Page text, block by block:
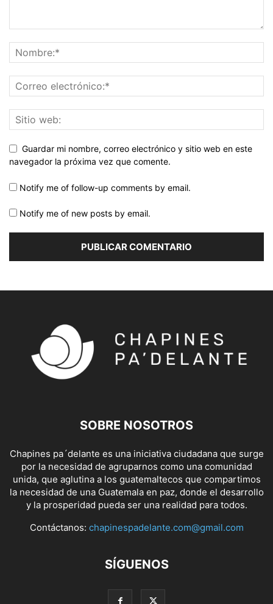
Guardar mi nombre, correo electrónico y sitio web en este
navegador la próxima vez que comente.
Notify me of follow-up comments by email.
Notify me of new posts by email.
SOBRE NOSOTROS
Chapines pa´delante es una iniciativa ciudadana que surge
por la necesidad de agruparnos como una comunidad
unida, que aglutina a los guatemaltecos que compartimos
la necesidad de una Guatemala en paz, donde el desarrollo
y la prosperidad pueda ser una realidad para todos.
Contáctanos: chapinespadelante.com@gmail.com
SÍGUENOS